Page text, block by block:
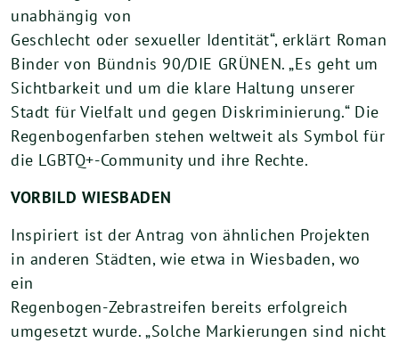
unabhängig von
Geschlecht oder sexueller Identität“, erklärt Roman
Binder von Bündnis 90/DIE GRÜNEN. „Es geht um
Sichtbarkeit und um die klare Haltung unserer
Stadt für Vielfalt und gegen Diskriminierung.“ Die
Regenbogenfarben stehen weltweit als Symbol für
die LGBTQ+-Community und ihre Rechte.
VORBILD WIESBADEN
Inspiriert ist der Antrag von ähnlichen Projekten
in anderen Städten, wie etwa in Wiesbaden, wo
ein
Regenbogen-Zebrastreifen bereits erfolgreich
umgesetzt wurde. „Solche Markierungen sind nicht